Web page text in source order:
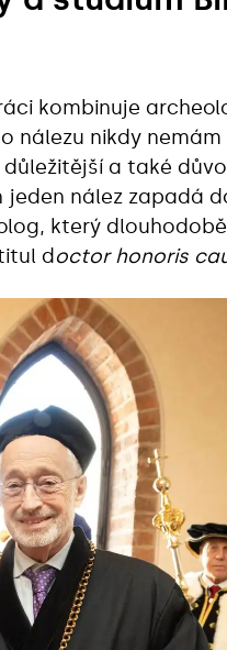
kombinuje
nálezu nikdy
a také
nález zapadá
který dlouhodobě
doctor honoris